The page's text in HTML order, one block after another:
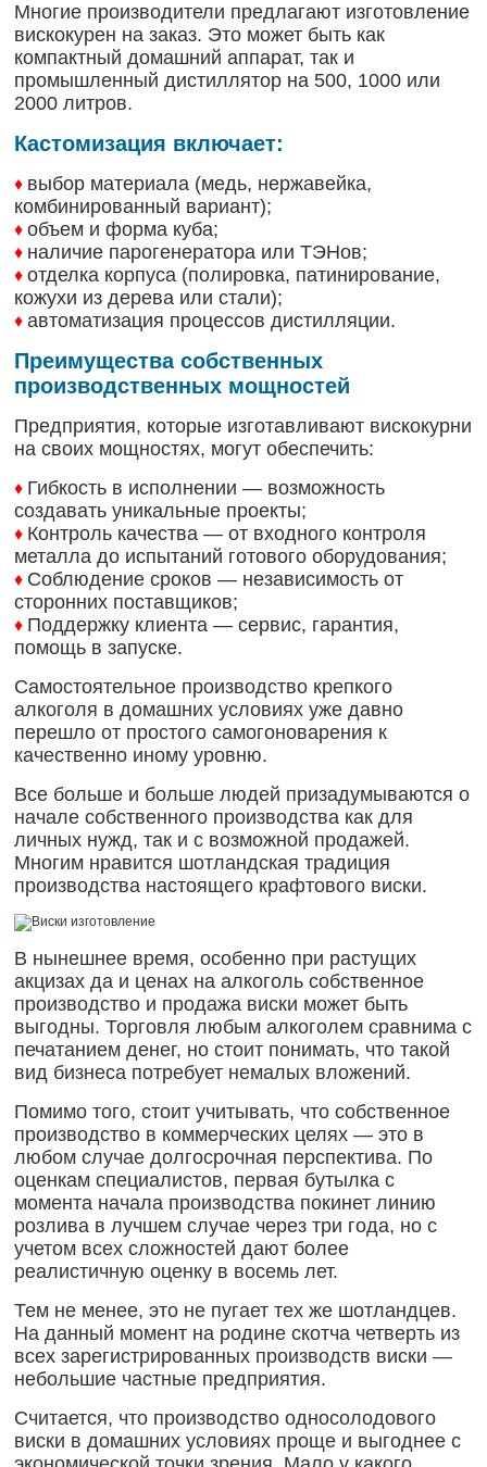
Многие производители предлагают изготовление
вискокурен на заказ. Это может быть как
компактный домашний аппарат, так и
промышленный дистиллятор на 500, 1000 или
2000 литров.
Кастомизация включает:
♦ выбор материала (медь, нержавейка,
комбинированный вариант);
♦ объем и форма куба;
♦ наличие парогенератора или ТЭНов;
♦ отделка корпуса (полировка, патинирование,
кожухи из дерева или стали);
♦ автоматизация процессов дистилляции.
Преимущества собственных
производственных мощностей
Предприятия, которые изготавливают вискокурни
на своих мощностях, могут обеспечить:
♦ Гибкость в исполнении — возможность
создавать уникальные проекты;
♦ Контроль качества — от входного контроля
металла до испытаний готового оборудования;
♦ Соблюдение сроков — независимость от
сторонних поставщиков;
♦ Поддержку клиента — сервис, гарантия,
помощь в запуске.
Самостоятельное производство крепкого
алкоголя в домашних условиях уже давно
перешло от простого самогоноварения к
качественно иному уровню.
Все больше и больше людей призадумываются о
начале собственного производства как для
личных нужд, так и с возможной продажей.
Многим нравится шотландская традиция
производства настоящего крафтового виски.
В нынешнее время, особенно при растущих
акцизах да и ценах на алкоголь собственное
производство и продажа виски может быть
выгодны. Торговля любым алкоголем сравнима с
печатанием денег, но стоит понимать, что такой
вид бизнеса потребует немалых вложений.
Помимо того, стоит учитывать, что собственное
производство в коммерческих целях — это в
любом случае долгосрочная перспектива. По
оценкам специалистов, первая бутылка с
момента начала производства покинет линию
розлива в лучшем случае через три года, но с
учетом всех сложностей дают более
реалистичную оценку в восемь лет.
Тем не менее, это не пугает тех же шотландцев.
На данный момент на родине скотча четверть из
всех зарегистрированных производств виски —
небольшие частные предприятия.
Считается, что производство односолодового
виски в домашних условиях проще и выгоднее с